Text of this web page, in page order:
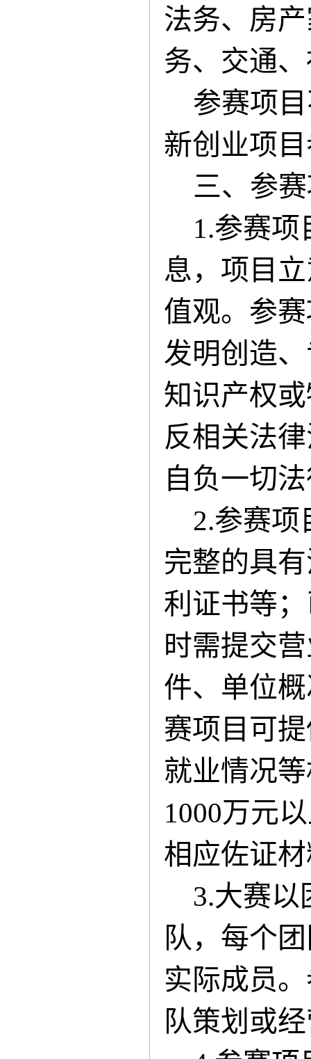
法务、房
务、交通
参赛项
新创业项
三、参
1.参赛项
息，项目
值观。参
发明创造
知识产权
反相关法
自负一切
2.参赛项
完整的具
利证书等
时需提交
件、单位
赛项目可
就业情况
1000万元
相应佐证
3.大赛以
队 ，每个
实际成员
队策划 或